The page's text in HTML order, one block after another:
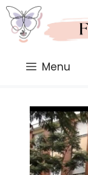
Saltar
al
contenido
Menu